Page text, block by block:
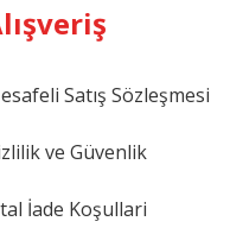
Satış Sözleşmesi
ve Güvenlik
İade Koşullari